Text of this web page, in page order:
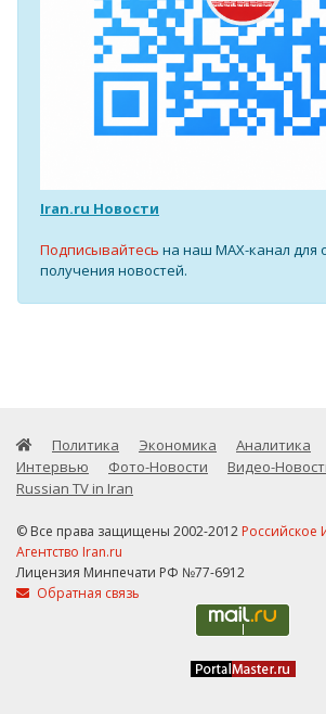
Iran.ru Новости
Подписывайтесь на наш MAX-канал для
получения новостей.
Политика Экономика Аналитика
Интервью
Фото-Новости
Видео-
Russian TV in Iran
© Все права защищены 2002-2012
Агентство Iran.ru
Лицензия Минпечати РФ №77-6912
Обратная связь